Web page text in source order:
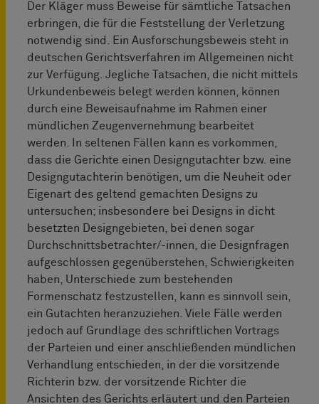
Der Kläger muss Beweise für sämtliche Tatsachen
erbringen, die für die Feststellung der Verletzung
notwendig sind. Ein Ausforschungsbeweis steht in
deutschen Gerichtsverfahren im Allgemeinen nicht
zur Verfügung. Jegliche Tatsachen, die nicht mittels
Urkundenbeweis belegt werden können, können
durch eine Beweisaufnahme im Rahmen einer
mündlichen Zeugenvernehmung bearbeitet
werden. In seltenen Fällen kann es vorkommen,
dass die Gerichte einen Designgutachter bzw. eine
Designgutachterin benötigen, um die Neuheit oder
Eigenart des geltend gemachten Designs zu
untersuchen; insbesondere bei Designs in dicht
besetzten Designgebieten, bei denen sogar
Durchschnittsbetrachter/-innen, die Designfragen
aufgeschlossen gegenüberstehen, Schwierigkeiten
haben, Unterschiede zum bestehenden
Formenschatz festzustellen, kann es sinnvoll sein,
ein Gutachten heranzuziehen. Viele Fälle werden
jedoch auf Grundlage des schriftlichen Vortrags
der Parteien und einer anschließenden mündlichen
Verhandlung entschieden, in der die vorsitzende
Richterin bzw. der vorsitzende Richter die
Ansichten des Gerichts erläutert und den Parteien